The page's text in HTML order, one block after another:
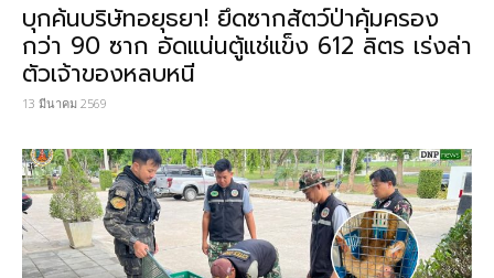
บุกค้นบริษัทอยุธยา! ยึดซากสัตว์ป่าคุ้มครอง
กว่า 90 ซาก อัดแน่นตู้แช่แข็ง 612 ลิตร เร่งล่า
ตัวเจ้าของหลบหนี
13 มีนาคม 2569